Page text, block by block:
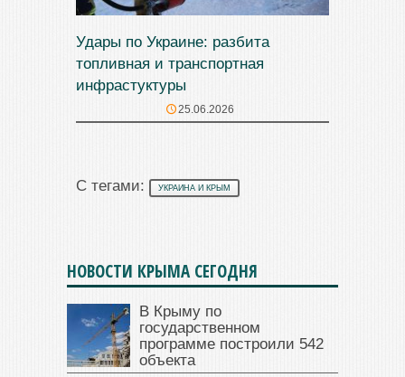
Удары по Украине: разбита
топливная и транспортная
инфрастуктуры
25.06.2026
С тегами: УКРАИНА И КРЫМ
НОВОСТИ КРЫМА СЕГОДНЯ
В Крыму по
государственном
программе построили 542
объекта